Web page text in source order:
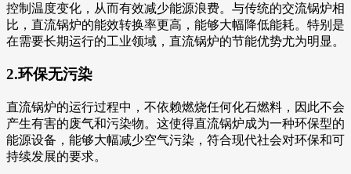
控制温度变化，从而有效减少能源浪费。与传统的交流锅炉相
比，直流锅炉的能效转换率更高，能够大幅降低能耗。特别是
在需要长期运行的工业领域，直流锅炉的节能优势尤为明显。
2.环保无污染
直流锅炉的运行过程中，不依赖燃烧任何化石燃料，因此不会
产生有害的废气和污染物。这使得直流锅炉成为一种环保型的
能源设备，能够大幅减少空气污染，符合现代社会对环保和可
持续发展的要求。